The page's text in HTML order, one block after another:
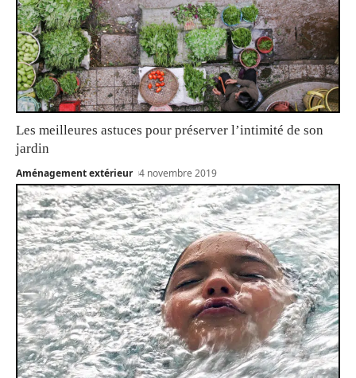
Les meilleures astuces pour préserver l’intimité de son
jardin
Aménagement extérieur 4 novembre 2019